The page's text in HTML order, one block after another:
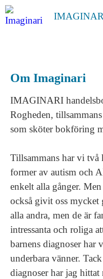
Om Imaginari
IMAGINARI
Rogheden,
som sköter bokföring
Tillsammans har vi två
former av autism och
enkelt alla gånger.
också givit oss mycket
alla andra, men de är
intressanta och roliga
barnens diagnoser har
underbara vänner.
diagnoser har jag